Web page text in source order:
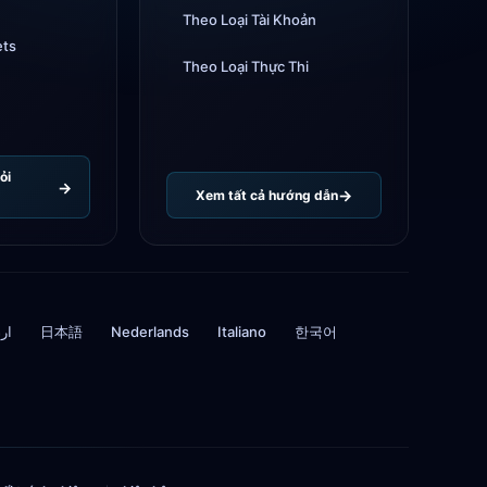
Theo Loại Tài Khoản
Theo Loại Thực Thi
Xem tất cả hướng dẫn
日本語 Nederlands Italiano 한국어